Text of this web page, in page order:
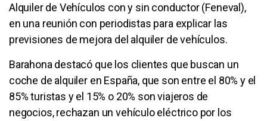
Alquiler de Vehículos con y sin conductor (Feneval),
en una reunión con periodistas para explicar las
previsiones de mejora del alquiler de vehículos.
Barahona destacó que los clientes que buscan un
coche de alquiler en España, que son entre el 80% y el
85% turistas y el 15% o 20% son viajeros de
negocios, rechazan un vehículo eléctrico por los